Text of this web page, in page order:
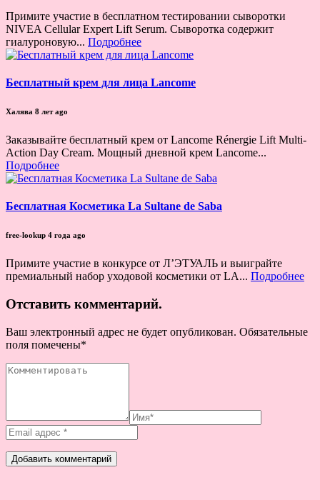
Примите участие в бесплатном тестировании сыворотки
NIVEA Cellular Expert Lift Serum. Сыворотка содержит
гиалуроновую... Подробнее
Бесплатный крем для лица Lancome
Халява 8 лет ago
Заказывайте бесплатный крем от Lancome Rénergie Lift Multi-
Action Day Cream. Мощный дневной крем Lancome...
Подробнее
Бесплатная Косметика La Sultane de Saba
free-lookup 4 года ago
Примите участие в конкурсе от Л’ЭТУАЛЬ и выиграйте
премиальный набор уходовой косметики от LA... Подробнее
Отставить комментарий.
Ваш электронный адрес не будет опубликован. Обязательные
поля помечены*